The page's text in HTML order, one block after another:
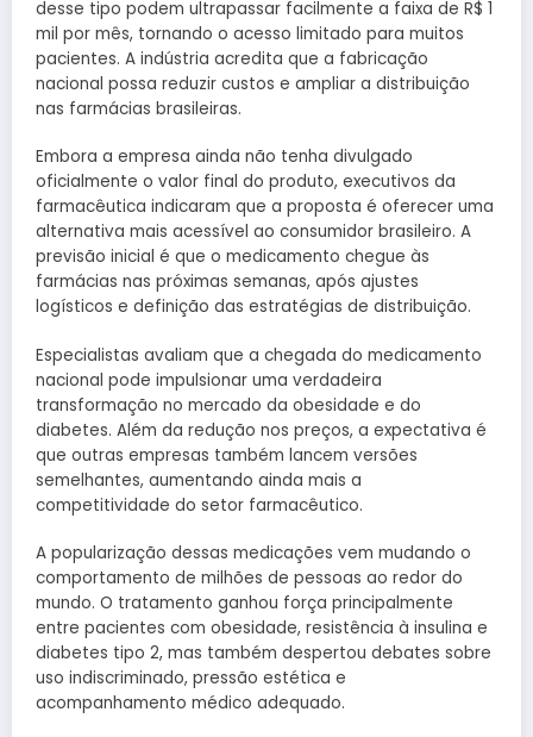
desse tipo podem ultrapassar facilmente a faixa de R$ 1
mil por mês, tornando o acesso limitado para muitos
pacientes. A indústria acredita que a fabricação
nacional possa reduzir custos e ampliar a distribuição
nas farmácias brasileiras.
Embora a empresa ainda não tenha divulgado
oficialmente o valor final do produto, executivos da
farmacêutica indicaram que a proposta é oferecer uma
alternativa mais acessível ao consumidor brasileiro. A
previsão inicial é que o medicamento chegue às
farmácias nas próximas semanas, após ajustes
logísticos e definição das estratégias de distribuição.
Especialistas avaliam que a chegada do medicamento
nacional pode impulsionar uma verdadeira
transformação no mercado da obesidade e do
diabetes. Além da redução nos preços, a expectativa é
que outras empresas também lancem versões
semelhantes, aumentando ainda mais a
competitividade do setor farmacêutico.
A popularização dessas medicações vem mudando o
comportamento de milhões de pessoas ao redor do
mundo. O tratamento ganhou força principalmente
entre pacientes com obesidade, resistência à insulina e
diabetes tipo 2, mas também despertou debates sobre
uso indiscriminado, pressão estética e
acompanhamento médico adequado.